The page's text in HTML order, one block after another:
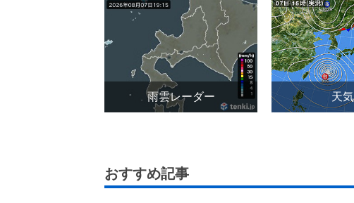
雨雲レーダー 天
おすすめ記事